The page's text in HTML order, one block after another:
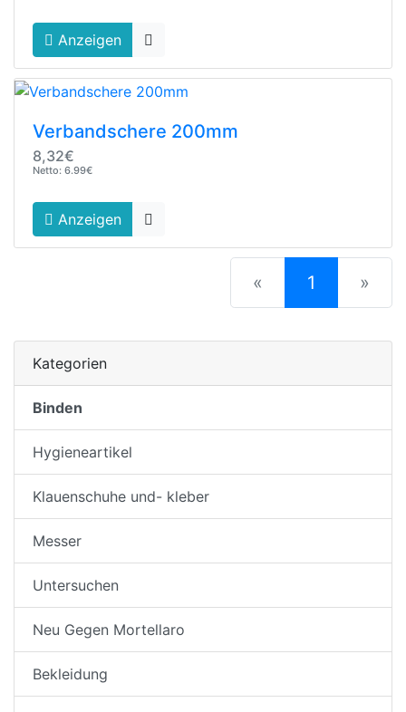
Anzeigen
Verbandschere 200mm
8,32€
Netto: 6.99€
Anzeigen
« 1 (current)
»
Kategorien
Binden
Hygieneartikel
Klauenschuhe und- kleber
Messer
Untersuchen
Neu Gegen Mortellaro
Bekleidung